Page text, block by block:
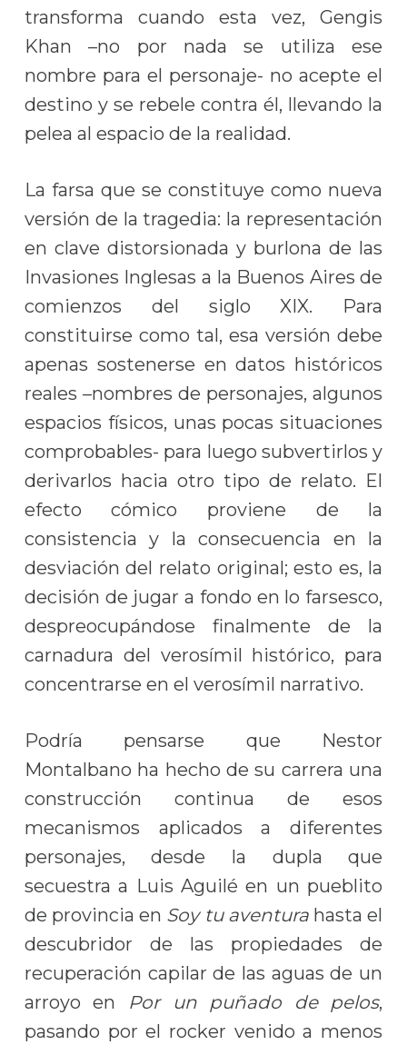
transforma cuando esta vez, Gengis
Khan –no por nada se utiliza ese
nombre para el personaje- no acepte el
destino y se rebele contra él, llevando la
pelea al espacio de la realidad.
La farsa que se constituye como nueva
versión de la tragedia: la representación
en clave distorsionada y burlona de las
Invasiones Inglesas a la Buenos Aires de
comienzos del siglo XIX. Para
constituirse como tal, esa versión debe
apenas sostenerse en datos históricos
reales –nombres de personajes, algunos
espacios físicos, unas pocas situaciones
comprobables- para luego subvertirlos y
derivarlos hacia otro tipo de relato. El
efecto cómico proviene de la
consistencia y la consecuencia en la
desviación del relato original; esto es, la
decisión de jugar a fondo en lo farsesco,
despreocupándose finalmente de la
carnadura del verosímil histórico, para
concentrarse en el verosímil narrativo.
Podría pensarse que Nestor
Montalbano ha hecho de su carrera una
construcción continua de esos
mecanismos aplicados a diferentes
personajes, desde la dupla que
secuestra a Luis Aguilé en un pueblito
de provincia en Soy tu aventurahasta el
descubridor de las propiedades de
recuperación capilar de las aguas de un
arroyo en Por un puñado de pelos,
pasando por el rocker venido a menos